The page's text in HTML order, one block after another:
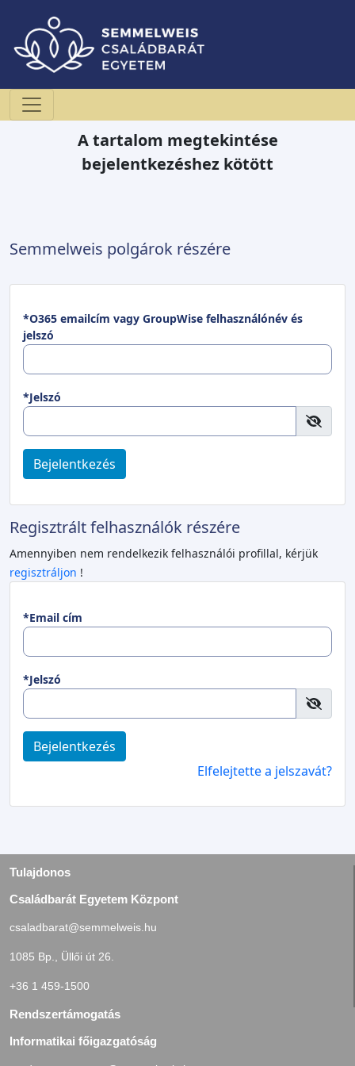
A tartalom megtekintése
bejelentkezéshez kötött
Semmelweis polgárok részére
*O365 emailcím vagy GroupWise felhasználónév és
jelszó
*Jelszó
Bejelentkezés
Regisztrált felhasználók részére
Amennyiben nem rendelkezik felhasználói profillal, kérjük
regisztráljon !
*Email cím
*Jelszó
Bejelentkezés
Elfelejtette a jelszavát?
Tulajdonos
Családbarát Egyetem Központ
csaladbarat@semmelweis.hu
1085 Bp., Üllői út 26.
+36 1 459-1500
Rendszertámogatás
Informatikai főigazgatóság